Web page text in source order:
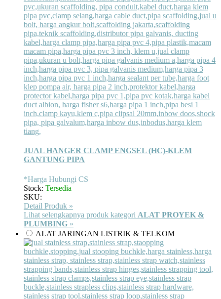
JUAL HANGER CLAMP ENGSEL (HC)-KLEM
GANTUNG PIPA
*Harga Hubungi CS
Stock: Tersedia
SKU:
Detail Produk »
Lihat selengkapnya produk kategori ALAT PROYEK &
PLUMBING »
ALAT JARINGAN LISTRIK & TELKOM